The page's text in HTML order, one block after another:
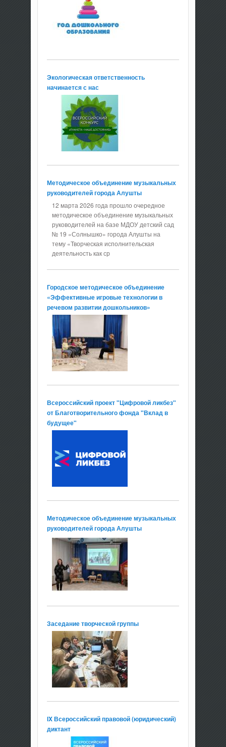
Экологическая ответственность
начинается с нас
Методическое объединение музыкальных
руководителей города Алушты
12 марта 2026 года прошло очередное
методическое объединение музыкальных
руководителей на базе МДОУ детский сад
№ 19 «Солнышко» города Алушты на
тему «Творческая исполнительская
деятельность как ср
Городское методическое объединение
«Эффективные игровые технологии в
речевом развитии дошкольников»
Всероссийский проект "Цифровой ликбез"
от Благотворительного фонда "Вклад в
будущее"
Методическое объединение музыкальных
руководителей города Алушты
Заседание творческой группы
IX Всероссийский правовой (юридический)
диктант